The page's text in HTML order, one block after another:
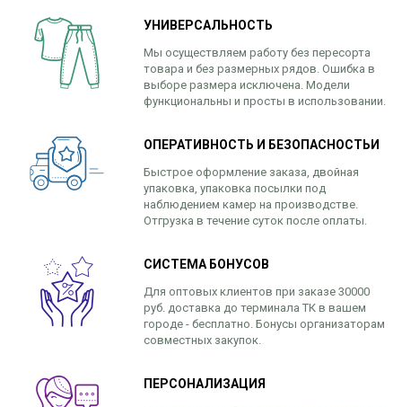
УНИВЕРСАЛЬНОСТЬ
Мы осуществляем работу без пересорта
товара и без размерных рядов. Ошибка в
выборе размера исключена. Модели
функциональны и просты в использовании.
ОПЕРАТИВНОСТЬ И БЕЗОПАСНОСТЬИ
Быстрое оформление заказа, двойная
упаковка, упаковка посылки под
наблюдением камер на производстве.
Отгрузка в течение суток после оплаты.
СИСТЕМА БОНУСОВ
Для оптовых клиентов при заказе 30000
руб. доставка до терминала ТК в вашем
городе - бесплатно. Бонусы организаторам
совместных закупок.
ПЕРСОНАЛИЗАЦИЯ